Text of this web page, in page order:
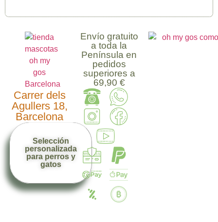
Carrer dels
Agullers 18,
Barcelona
Selección
personalizada
para perros y
gatos
Envío gratuito
a toda la
Península en
pedidos
superiores a
69,90 €